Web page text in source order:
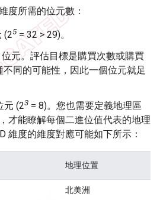
度所需的位元數：
(25 = 32 > 29)。
元。評估目標是購買次數或購買
同的可能性，因此一個位元就足
元 (23 = 8)。您也需要定義地理區
才能瞭解每個二進位值代表的地理
維度的維度對應可能如下所示：
地理位置
北美洲